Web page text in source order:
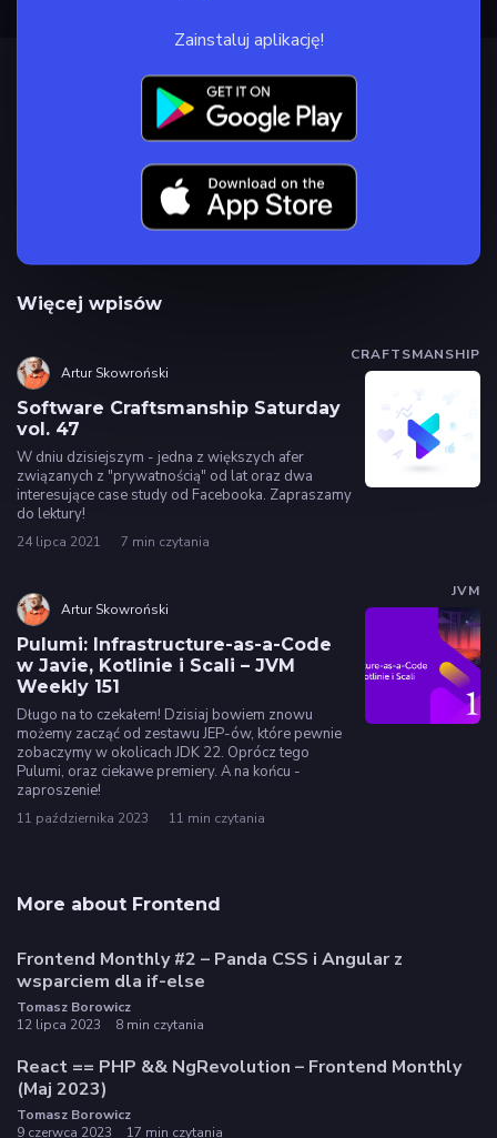
Zainstaluj aplikację!
Więcej wpisów
CRAFTSMANSHIP
Artur Skowroński
Software Craftsmanship Saturday
vol. 47
W dniu dzisiejszym - jedna z większych afer
związanych z "prywatnością" od lat oraz dwa
interesujące case study od Facebooka. Zapraszamy
do lektury!
24 lipca 2021 7 min czytania
JVM
Artur Skowroński
Pulumi: Infrastructure-as-a-Code
w Javie, Kotlinie i Scali – JVM
Weekly 151
Długo na to czekałem! Dzisiaj bowiem znowu
możemy zacząć od zestawu JEP-ów, które pewnie
zobaczymy w okolicach JDK 22. Oprócz tego
Pulumi, oraz ciekawe premiery. A na końcu -
zaproszenie!
11 października 2023 11 min czytania
More about Frontend
Frontend Monthly #2 – Panda CSS i Angular z
wsparciem dla if-else
Tomasz Borowicz
12 lipca 2023
8 min czytania
React == PHP && NgRevolution – Frontend Monthly
(Maj 2023)
Tomasz Borowicz
9 czerwca 2023
17 min czytania